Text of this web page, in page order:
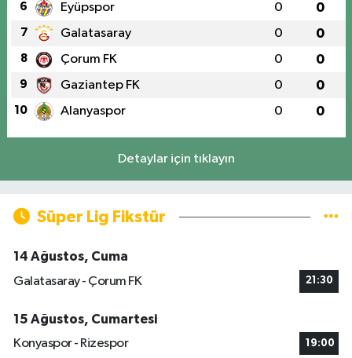
6 Eyüpspor 0 0
7 Galatasaray 0 0
8 Çorum FK 0 0
9 Gaziantep FK 0 0
10 Alanyaspor 0 0
Detaylar için tıklayın
Süper Lig Fikstür
14 Ağustos, Cuma
Galatasaray - Çorum FK
21:30
15 Ağustos, Cumartesi
Konyaspor - Rizespor
19:00